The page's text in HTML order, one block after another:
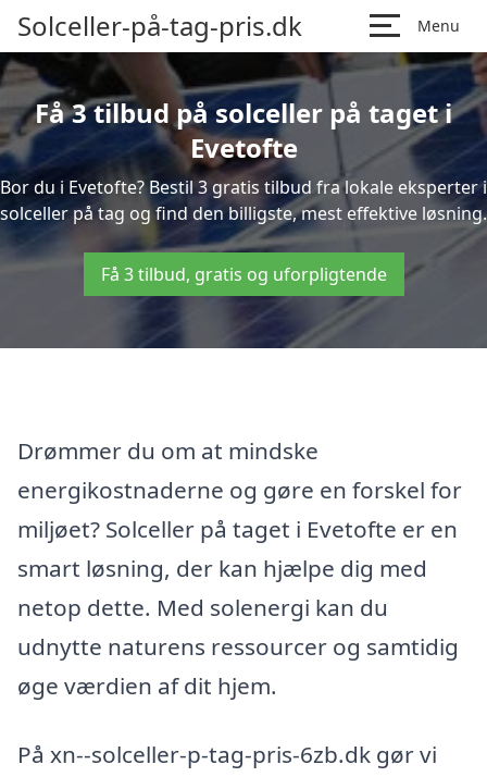
Solceller-på-tag-pris.dk Menu
Få 3 tilbud på solceller på taget i
Evetofte
Bor du i Evetofte? Bestil 3 gratis tilbud fra lokale eksperter i
solceller på tag og find den billigste, mest effektive løsning.
Få 3 tilbud, gratis og uforpligtende
Drømmer du om at mindske
energikostnaderne og gøre en forskel for
miljøet? Solceller på taget i Evetofte er en
smart løsning, der kan hjælpe dig med
netop dette. Med solenergi kan du
udnytte naturens ressourcer og samtidig
øge værdien af dit hjem.
På xn--solceller-p-tag-pris-6zb.dk gør vi